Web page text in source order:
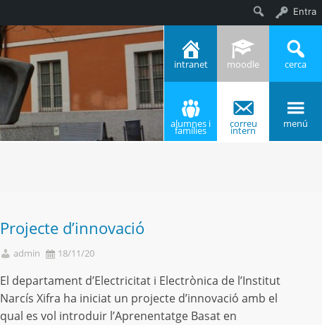
intranet moodle cerca
alumnes i
famílies
correu
intern
menú
Projecte d’innovació
admin 18/11/20
El departament d’Electricitat i Electrònica de l’Institut
Narcís Xifra ha iniciat un projecte d’innovació amb el
qual es vol introduir l’Aprenentatge Basat en
Entra